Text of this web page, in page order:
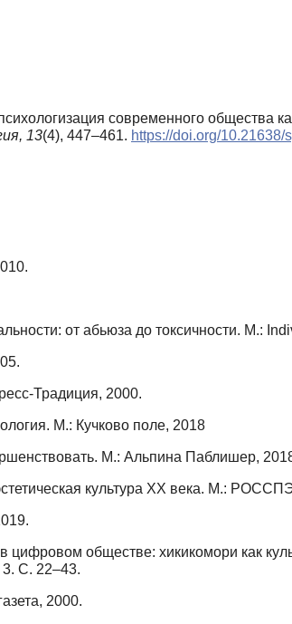
современного общества
13(4), 447–461. https://doi.org/10.21638/
от абьюза до токсичности. М.:
Традиция, 2000.
М.: Кучково поле, 2018
М.: Альпина Паблишер,
культура XX века. М.:
цифровом обществе: хикикомори как
3. С. 22–43.
2000.